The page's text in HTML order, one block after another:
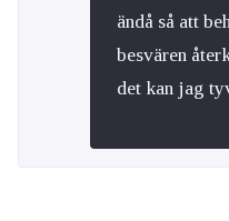
ändå så att
besvären
det kan jag